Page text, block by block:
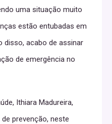
uma situação muito
estão entubadas em
disso, acabo de assinar
de emergência no
Ithiara Madureira,
prevenção, neste